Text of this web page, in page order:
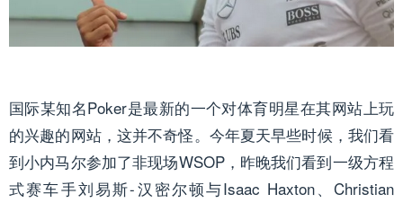
国际某知名Poker是最新的一个对体育明星在其网站上玩
的兴趣的网站，这并不奇怪。今年夏天早些时候，我们看
到小内马尔参加了非现场WSOP，昨晚我们看到一级方程
式赛车手刘易斯-汉密尔顿与Isaac Haxton、Christian